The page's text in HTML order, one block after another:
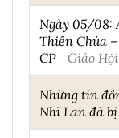
Ngày 05/08:
Thiên Chúa
CP
Giáo
Những tin
Nhĩ Lan đã